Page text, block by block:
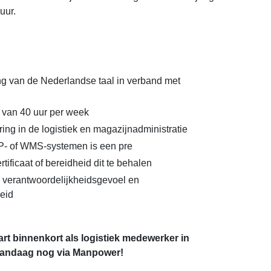
van de Nederlandse taal in verband met
40 uur per week
in de logistiek en magazijnadministratie
of WMS-systemen is een pre
of bereidheid dit te behalen
en
binnenkort als logistiek medewerker in
nog via Manpower!